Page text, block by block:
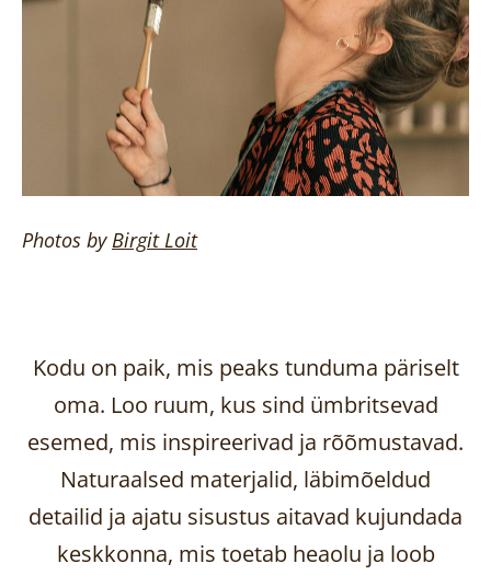
Photos byBirgitLoit
Kodu on paik, mis peaks tunduma päriselt
oma. Loo ruum, kus sind ümbritsevad
esemed, mis inspireerivad ja rõõmustavad.
Naturaalsed materjalid, läbimõeldud
detailid ja ajatu sisustus aitavad kujundada
keskkonna, mis toetab heaolu ja loob